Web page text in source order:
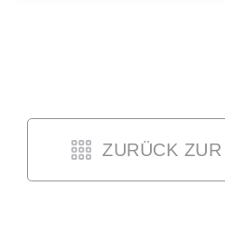
ZURÜCK